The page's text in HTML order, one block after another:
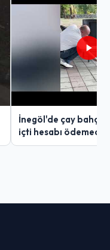
İnegöl'de çay
içti hesabı ödemedi